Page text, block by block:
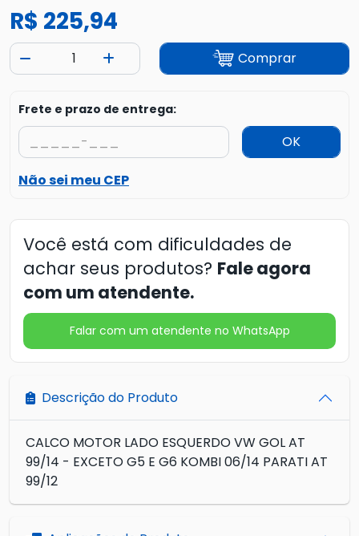
R$ 225,94
Comprar
Frete e prazo de entrega:
OK
Não sei meu CEP
Você está com dificuldades de
achar seus produtos? Fale agora
com um atendente.
Falar com um atendente no WhatsApp
Descrição do Produto
CALCO MOTOR LADO ESQUERDO VW GOL AT
99/14 - EXCETO G5 E G6 KOMBI 06/14 PARATI AT
99/12